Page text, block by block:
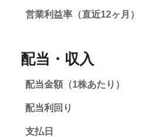
営業利益率（直近12ヶ月）
配当・収入
配当金額（1株あたり）
配当利回り
支払日